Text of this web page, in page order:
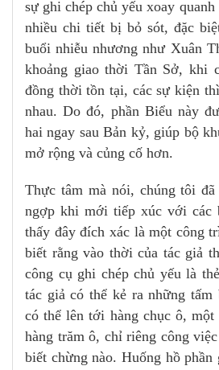
sự ghi chép chủ yếu xoay
nhiều chi tiết bị bỏ sót, đặc
buổi nhiễu nhương như Xuân
khoảng giao thời Tần Sở, khi
đồng thời tồn tại, các sự kiện
nhau. Do đó, phần Biểu này
hai ngay sau Bản kỷ, giúp bộ
mở rộng và củng cố hơn.
Thực tâm mà nói, chúng tôi đã
ngợp khi mới tiếp xúc với các
thấy đây đích xác là một công
biết rằng vào thời của tác giả
công cụ ghi chép chủ yếu là
tác giả có thể kẻ ra những
có thể lên tới hàng chục ô,
hàng trăm ô, chỉ riêng công
biết chừng nào. Huống hồ